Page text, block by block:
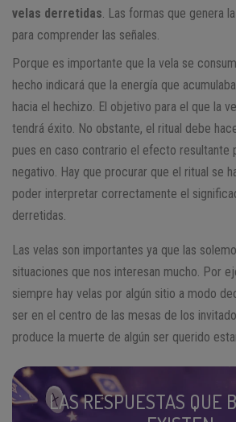
velas derretidas . Las formas que genera
para comprender las señales.
Porque es importante que la vela se
hecho indicará que la energía que
hacia el hechizo. El objetivo para el que la
tendrá éxito. No obstante, el ritual debe
pues en caso contrario el efecto resultante
negativo. Hay que procurar que el ritual se
poder interpretar correctamente el
derretidas.
Las velas son importantes ya que las
situaciones que nos interesan mucho. Por
siempre hay velas por algún sitio a modo
ser en el centro de las mesas de los
produce la muerte de algún ser querido
LAS RESPUESTAS QUE